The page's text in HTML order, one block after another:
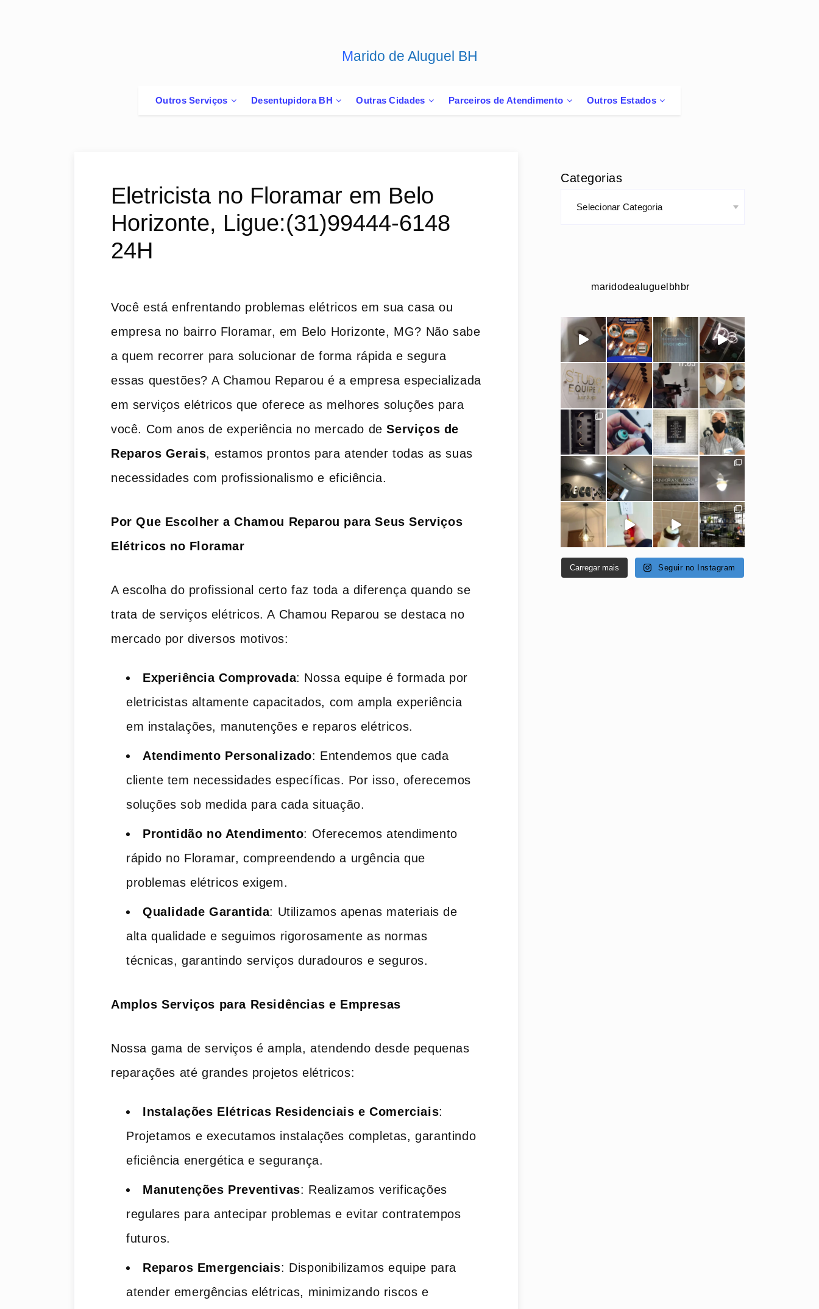
Marido de Aluguel BH
Outros Serviços Desentupidora BH Outras Cidades Parceiros de Atendimento Outros Estados
Eletricista no Floramar em Belo
Horizonte, Ligue:(31)99444-6148
24H
Você está enfrentando problemas elétricos em sua casa ou
empresa no bairro Floramar, em Belo Horizonte, MG? Não sabe
a quem recorrer para solucionar de forma rápida e segura
essas questões? A Chamou Reparou é a empresa especializada
em serviços elétricos que oferece as melhores soluções para
você. Com anos de experiência no mercado deServiços de
Reparos Gerais, estamos prontos para atender todas as suas
necessidades com profissionalismo e eficiência.
Por Que Escolher a Chamou Reparou para Seus Serviços
Elétricos no Floramar
A escolha do profissional certo faz toda a diferença quando se
trata de serviços elétricos. A Chamou Reparou se destaca no
mercado por diversos motivos:
Experiência Comprovada: Nossa equipe é formada por
eletricistas altamente capacitados, com ampla experiência
em instalações, manutenções e reparos elétricos.
Atendimento Personalizado: Entendemos que cada
cliente tem necessidades específicas. Por isso, oferecemos
soluções sob medida para cada situação.
Prontidão no Atendimento: Oferecemos atendimento
rápido no Floramar, compreendendo a urgência que
problemas elétricos exigem.
Qualidade Garantida: Utilizamos apenas materiais de
alta qualidade e seguimos rigorosamente as normas
técnicas, garantindo serviços duradouros e seguros.
Amplos Serviços para Residências e Empresas
Nossa gama de serviços é ampla, atendendo desde pequenas
reparações até grandes projetos elétricos:
Instalações Elétricas Residenciais e Comerciais:
Projetamos e executamos instalações completas, garantindo
eficiência energética e segurança.
Manutenções Preventivas: Realizamos verificações
regulares para antecipar problemas e evitar contratempos
futuros.
Reparos Emergenciais: Disponibilizamos equipe para
atender emergências elétricas, minimizando riscos e
Categorias
maridodealuguelbhbr
Carregar mais Seguir no Instagram